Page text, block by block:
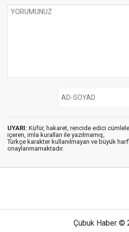
UYARI: Küfür, hakaret, rencide edici
içeren, imla kuralları ile yazılmamış,
Türkçe karakter kullanılmayan ve büyük
onaylanmamaktadır.
Çubuk Haber ©